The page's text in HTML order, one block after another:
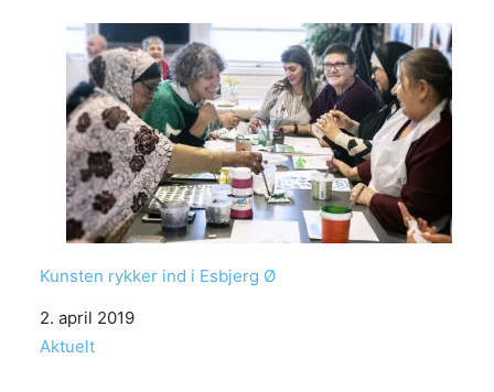
Kunsten rykker ind i Esbjerg Ø
Date
2. april 2019
In relation to
Aktuelt